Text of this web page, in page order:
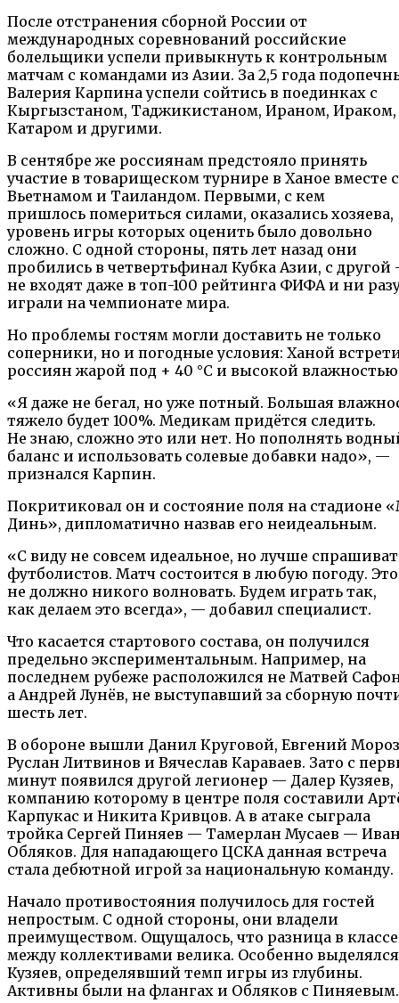
После отстранения сборной России от
международных соревнований российские
болельщики успели привыкнуть к контрольным
матчам с командами из Азии. За 2,5 года
Валерия Карпина успели сойтись в поединках с
Кыргызстаном, Таджикистаном, Ираном, Ираком,
Катаром и другими.
В сентябре же россиянам предстояло принять
участие в товарищеском турнире в Ханое вместе с
Вьетнамом и Таиландом. Первыми, с кем
пришлось помериться силами, оказались хозяева,
уровень игры которых оценить было довольно
сложно. С одной стороны, пять лет назад они
пробились в четвертьфинал Кубка Азии, с другой
не входят даже в топ-100 рейтинга ФИФА и ни
играли на чемпионате мира.
Но проблемы гостям могли доставить не только
соперники, но и погодные условия: Ханой
россиян жарой под + 40 °С и высокой
«Я даже не бегал, но уже потный. Большая
тяжело будет 100%. Медикам придётся следить.
Не знаю, сложно это или нет. Но пополнять
баланс и использовать солевые добавки надо», —
признался Карпин.
Покритиковал он и состояние поля на стадионе
Динь», дипломатично назвав его неидеальным.
«С виду не совсем идеальное, но лучше
футболистов. Матч состоится в любую погоду. Это
не должно никого волновать. Будем играть так,
как делаем это всегда», — добавил специалист.
Что касается стартового состава, он получился
предельно экспериментальным. Например, на
последнем рубеже расположился не Матвей
а Андрей Лунёв, не выступавший за сборную
шесть лет.
В обороне вышли Данил Круговой, Евгений
Руслан Литвинов и Вячеслав Караваев. Зато с
минут появился другой легионер — Далер Кузяев,
компанию которому в центре поля составили
Карпукас и Никита Кривцов. А в атаке сыграла
тройка Сергей Пиняев — Тамерлан Мусаев —
Обляков. Для нападающего ЦСКА данная встреча
стала дебютной игрой за национальную команду.
Начало противостояния получилось для гостей
непростым. С одной стороны, они владели
преимуществом. Ощущалось, что разница в классе
между коллективами велика. Особенно выделялся
Кузяев, определявший темп игры из глубины.
Активны были на флангах и Обляков с